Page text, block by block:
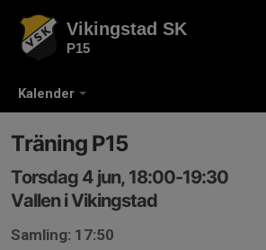
Kalender
Vikingstad SK
P15
Träning P15
Torsdag 4 jun, 18:00-19:30
Vallen i Vikingstad
Samling: 17:50